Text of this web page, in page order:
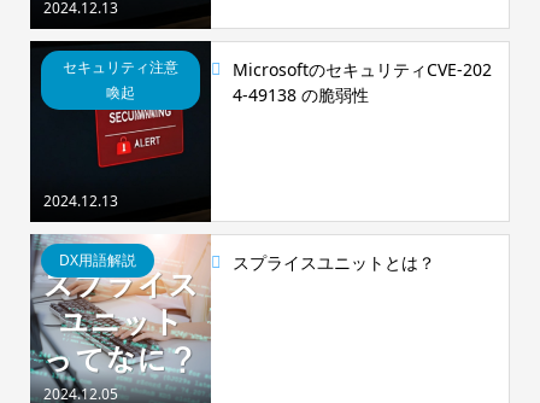
2024.12.13
2024.12.13
セキュリティ注意
喚起
MicrosoftのセキュリティCVE-202
4-49138 の脆弱性
2024.12.05
DX用語解説 スプライスユニットとは？